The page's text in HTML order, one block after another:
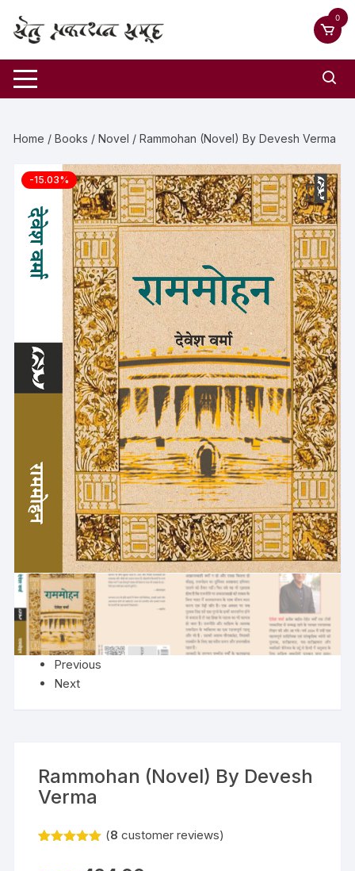
0
Home /Books /Novel / Rammohan (Novel) By Devesh Verma
-15.03%
Previous
Next
Rammohan (Novel) By Devesh
Verma
(8 customer reviews)